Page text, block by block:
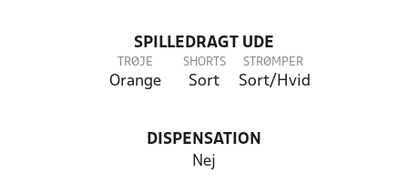
SPILLEDRAGT UDE
TRØJE
Orange
SHORTS
Sort
STRØMPER
Sort/Hvid
DISPENSATION
Nej